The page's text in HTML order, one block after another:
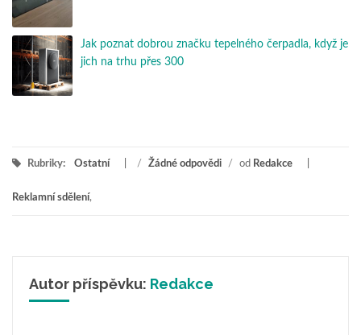
Jak poznat dobrou značku tepelného čerpadla, když je
jich na trhu přes 300
Rubriky: Ostatní / Žádné odpovědi / od Redakce
Reklamní sdělení,
Autor příspěvku: Redakce